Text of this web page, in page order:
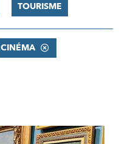
TOURISME
CINÉMA